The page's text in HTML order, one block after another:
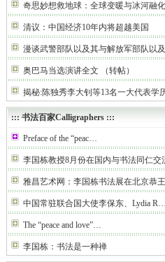
奇思妙想救地球：全球变暖与冰河融化
清议：中国经济10年内将超越美国
漫谈武警部队以及其与解放军部队以
奥巴马当选演讲全文 （转帖）
揭秘:陈独秀李大钊等13名一大代表学
::: 书法百家Calligraphers :::
Preface of the “peac…
李国栋教授8月份在国内与书法同仁交
雅昌艺术网：李国栋书法展在北京恭
中国常驻联合国大使李保东、Lydia
The “peace and love”…
李国栋：书法是一种禅